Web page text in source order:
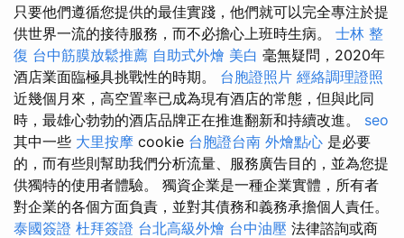
只要他們遵循您提供的最佳實踐，他們就可以完全專注於提
供世界一流的接待服務，而不必擔心上班時生病。 士林 整
復 台中筋膜放鬆推薦 自助式外燴 美白 毫無疑問，2020年
酒店業面臨極具挑戰性的時期。 台胞證照片 經絡調理證照
近幾個月來，高空置率已成為現有酒店的常態，但與此同
時，最雄心勃勃的酒店品牌正在推進翻新和持續改進。 seo
其中一些 大里按摩 cookie 台胞證台南 外燴點心 是必要
的，而有些則幫助我們分析流量、服務廣告目的，並為您提
供獨特的使用者體驗。 獨資企業是一種企業實體，所有者
對企業的各個方面負責，並對其債務和義務承擔個人責任。
泰國簽證 杜拜簽證 台北高級外燴 台中油壓 法律諮詢或商